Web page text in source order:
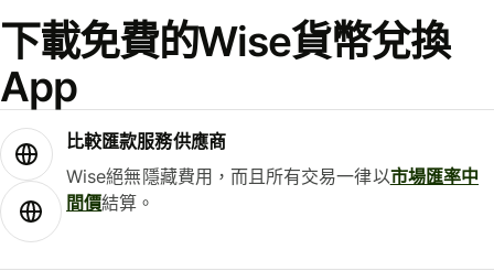
下載免費的Wise貨幣兌換
App
比較匯款服務供應商
Wise絕無隱藏費用，而且所有交易一律以市場匯率中
間價結算。